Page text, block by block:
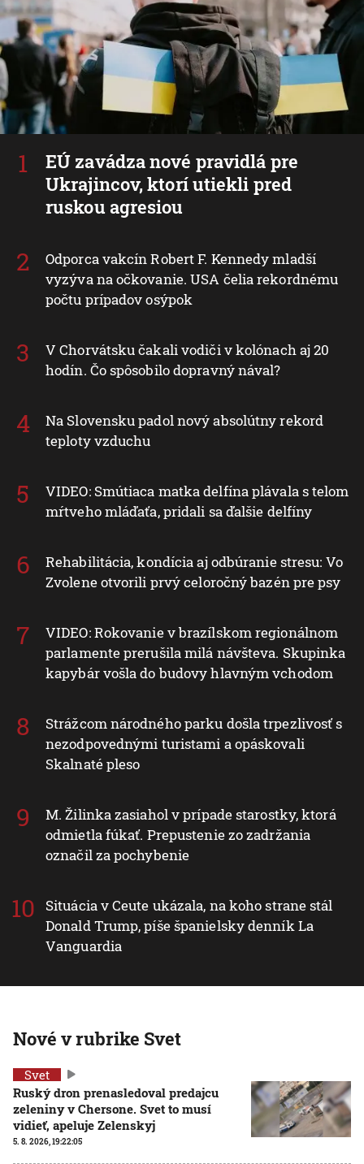
EÚ zavádza nové pravidlá pre
Ukrajincov, ktorí utiekli pred
ruskou agresiou
Odporca vakcín Robert F. Kennedy mladší
vyzýva na očkovanie. USA čelia rekordnému
počtu prípadov osýpok
V Chorvátsku čakali vodiči v kolónach aj 20
hodín. Čo spôsobilo dopravný nával?
Na Slovensku padol nový absolútny rekord
teploty vzduchu
VIDEO: Smútiaca matka delfína plávala s telom
mŕtveho mláďaťa, pridali sa ďalšie delfíny
Rehabilitácia, kondícia aj odbúranie stresu: Vo
Zvolene otvorili prvý celoročný bazén pre psy
VIDEO: Rokovanie v brazílskom regionálnom
parlamente prerušila milá návšteva. Skupinka
kapybár vošla do budovy hlavným vchodom
Strážcom národného parku došla trpezlivosť s
nezodpovednými turistami a opáskovali
Skalnaté pleso
M. Žilinka zasiahol v prípade starostky, ktorá
odmietla fúkať. Prepustenie zo zadržania
označil za pochybenie
Situácia v Ceute ukázala, na koho strane stál
Donald Trump, píše španielsky denník La
Vanguardia
Nové v rubrike Svet
Svet
Ruský dron prenasledoval predajcu
zeleniny v Chersone. Svet to musí
vidieť, apeluje Zelenskyj
5. 8. 2026, 19:22:05